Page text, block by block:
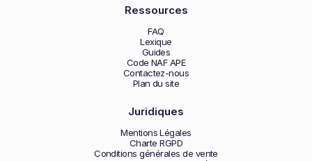
Ressources
FAQ
Lexique
Guides
Code NAF APE
Contactez-nous
Plan du site
Juridiques
Mentions Légales
Charte RGPD
Conditions générales de vente